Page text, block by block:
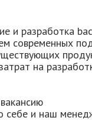
и разработка
современных
на
себе и наш